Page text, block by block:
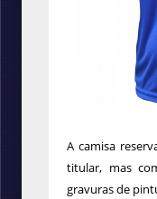
A camisa
titular, mas
gravuras de